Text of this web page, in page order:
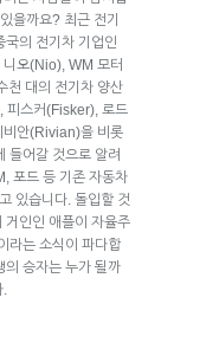
을까요? 최근 전기
국의 전기차 기업인
오(Nio), WM 모터
대의 전기차 양산
피스커(Fisker), 로드
안(Rivian)을 비롯
들어갈 것으로 알려
포드 등 기존 자동차
있습니다. 돌입할 것
거인인 애플이 자율주
라는 소식이 파다합
의 승자는 누가 될까